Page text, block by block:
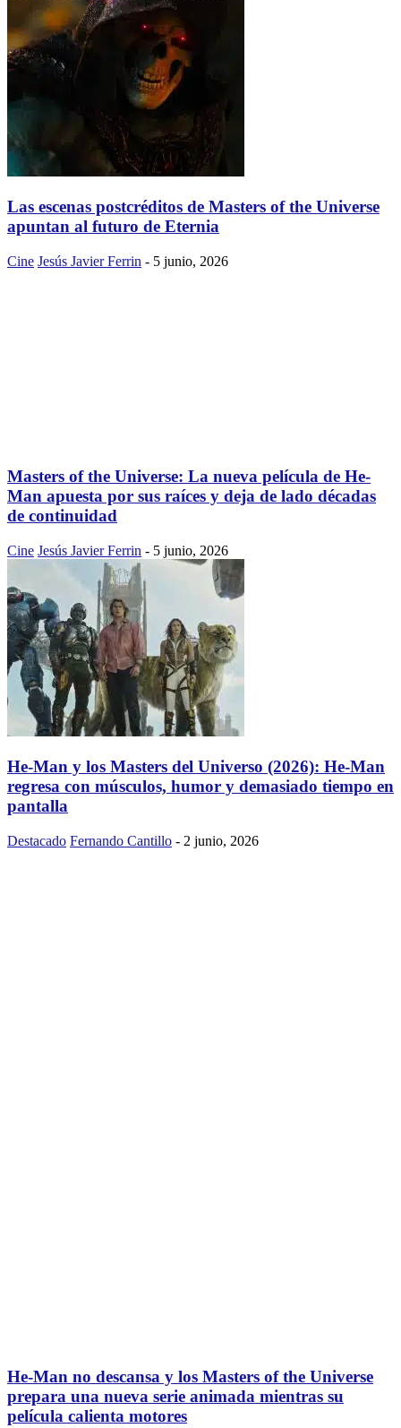
Las escenas postcréditos de Masters of the Universe
apuntan al futuro de Eternia
Cine Jesús Javier Ferrin - 5 junio, 2026
Masters of the Universe: La nueva película de He-
Man apuesta por sus raíces y deja de lado décadas
de continuidad
Cine Jesús Javier Ferrin - 5 junio, 2026
He-Man y los Masters del Universo (2026): He-Man
regresa con músculos, humor y demasiado tiempo en
pantalla
Destacado Fernando Cantillo - 2 junio, 2026
He-Man no descansa y los Masters of the Universe
prepara una nueva serie animada mientras su
película calienta motores